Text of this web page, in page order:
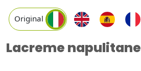
Original
Lacreme napulitane